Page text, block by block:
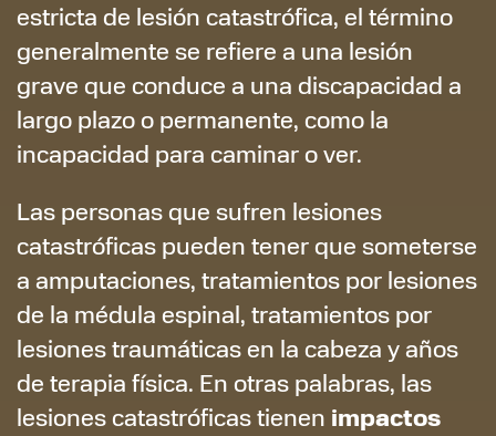
estricta de lesión catastrófica, el término
generalmente se refiere a una lesión
grave que conduce a una discapacidad a
largo plazo o permanente, como la
incapacidad para caminar o ver.
Las personas que sufren lesiones
catastróficas pueden tener que someterse
a amputaciones, tratamientos por lesiones
de la médula espinal, tratamientos por
lesiones traumáticas en la cabeza y años
de terapia física. En otras palabras, las
lesiones catastróficas tienen impactos